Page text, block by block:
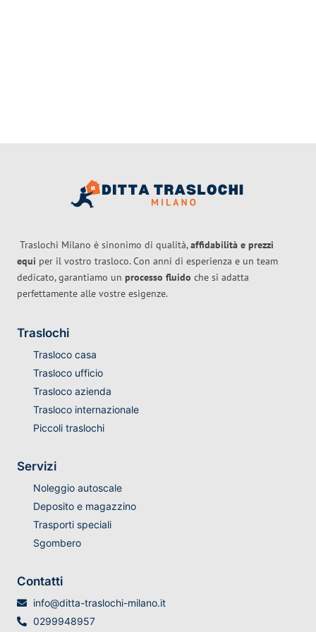
Traslochi Milano è sinonimo di qualità,affidabilità e prezzi
equi per il vostro trasloco. Con anni di esperienza e un team
dedicato, garantiamo un processo fluido che si adatta
perfettamente alle vostre esigenze.
Traslochi
Trasloco casa
Trasloco ufficio
Trasloco azienda
Trasloco internazionale
Piccoli traslochi
Servizi
Noleggio autoscale
Deposito e magazzino
Trasporti speciali
Sgombero
Contatti
info@ditta-traslochi-milano.it
0299948957